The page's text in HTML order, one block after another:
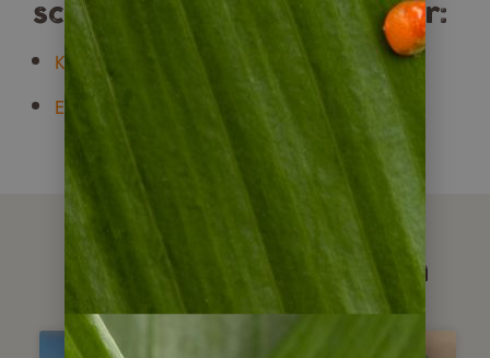
schmackhafte Artikel über:
Küche in Peru
Essen in Argentinien
Artikel, die Sie auch
interessieren könnten